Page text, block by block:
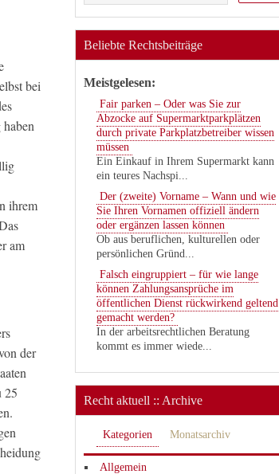
bei
ihrem
am
der
25
Beliebte Rechtsbeiträge
Meistgelesen:
Fair parken – Oder was Sie zur
Abzocke auf Supermarktparkplätzen
durch private Parkplatzbetreiber wissen
müssen
Ein Einkauf in Ihrem Supermarkt kann
ein teures Nachspi...
Der (zweite) Vorname – Wann und wie
Sie Ihren Vornamen offiziell ändern
oder ergänzen lassen können
Ob aus beruflichen, kulturellen oder
persönlichen Gründ...
Falsch eingruppiert – für wie lange
können Zahlungsansprüche im
öffentlichen Dienst rückwirkend geltend
gemacht werden?
In der arbeitsrechtlichen Beratung
kommt es immer wiede...
Recht aktuell :: Archive
Kategorien Monatsarchiv
Allgemein